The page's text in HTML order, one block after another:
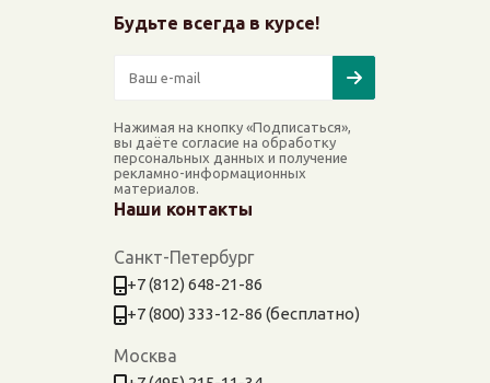
Будьте всегда в курсе!
Нажимая на кнопку «Подписаться»,
вы даёте согласие на обработку
персональных данных и получение
рекламно-информационных
материалов.
Наши контакты
Санкт-Петербург
+7 (812) 648-21-86
+7 (800) 333-12-86 (бесплатно)
Москва